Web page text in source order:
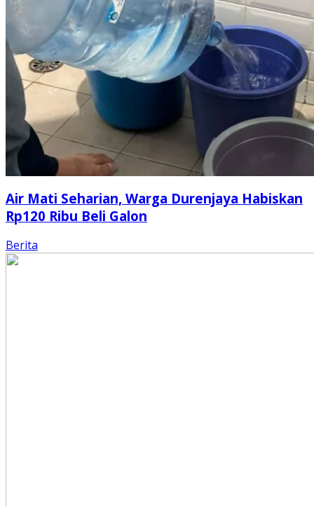
Air Mati Seharian, Warga Durenjaya Habiskan
Rp120 Ribu Beli Galon
Berita